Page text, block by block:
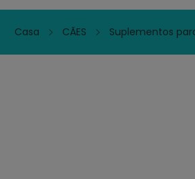
Casa CÃES Suplementos